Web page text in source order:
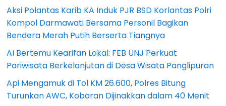
Aksi Polantas Karib KA Induk PJR BSD Korlantas Polri
Kompol Darmawati Bersama Personil Bagikan
Bendera Merah Putih Berserta Tiangnya
AI Bertemu Kearifan Lokal: FEB UNJ Perkuat
Pariwisata Berkelanjutan di Desa Wisata Panglipuran
Api Mengamuk di Tol KM 26.600, Polres Bitung
Turunkan AWC, Kobaran Dijinakkan dalam 40 Menit